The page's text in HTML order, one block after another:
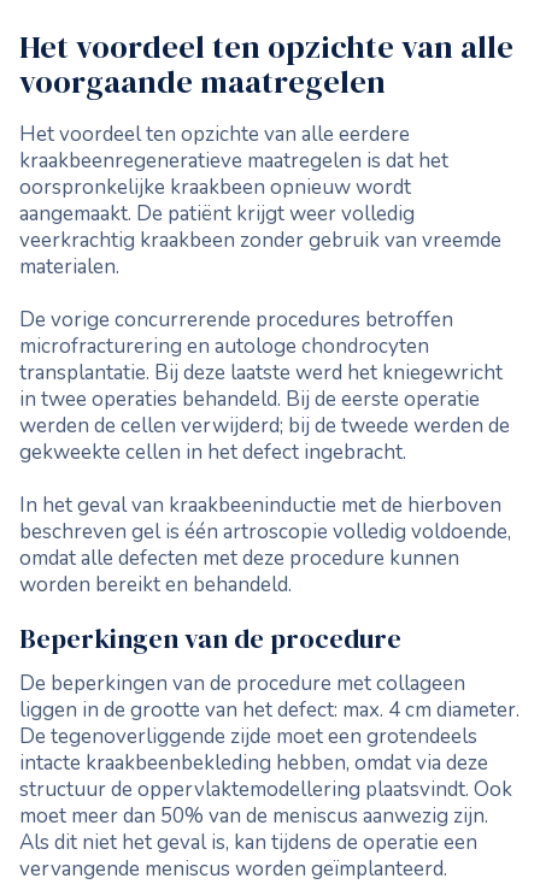
Het voordeel ten opzichte van alle
voorgaande maatregelen
Het voordeel ten opzichte van alle eerdere
kraakbeenregeneratieve maatregelen is dat het
oorspronkelijke kraakbeen opnieuw wordt
aangemaakt. De patiënt krijgt weer volledig
veerkrachtig kraakbeen zonder gebruik van vreemde
materialen.
De vorige concurrerende procedures betroffen
microfracturering en autologe chondrocyten
transplantatie. Bij deze laatste werd het kniegewricht
in twee operaties behandeld. Bij de eerste operatie
werden de cellen verwijderd; bij de tweede werden de
gekweekte cellen in het defect ingebracht.
In het geval van kraakbeeninductie met de hierboven
beschreven gel is één artroscopie volledig voldoende,
omdat alle defecten met deze procedure kunnen
worden bereikt en behandeld.
Beperkingen van de procedure
De beperkingen van de procedure met collageen
liggen in de grootte van het defect: max. 4 cm diameter.
De tegenoverliggende zijde moet een grotendeels
intacte kraakbeenbekleding hebben, omdat via deze
structuur de oppervlaktemodellering plaatsvindt. Ook
moet meer dan 50% van de meniscus aanwezig zijn.
Als dit niet het geval is, kan tijdens de operatie een
vervangende meniscus worden geïmplanteerd.